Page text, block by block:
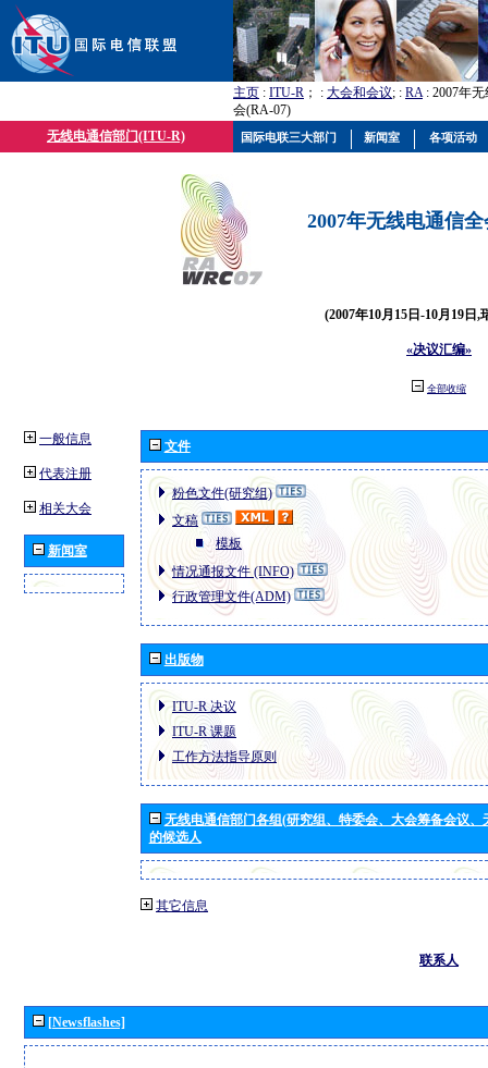
主页 : ITU-R ； : 大会和会议; : RA: 2007年
会(RA-07)
无线电通信部门(ITU-R)
2007年无线电通信
(2007年10月15日-10月19日,
«决议汇编»
全部收缩
一般信息
代表注册
相关大会
新闻室
文件
粉色文件(研究组)
文稿
模板
情况通报文件 (INFO)
行政管理文件(ADM)
出版物
ITU-R 决议
ITU-R 课题
工作方法指导原则
无线电通信部门各组(研究组、特委会、大会筹备会议
的候选人
其它信息
联系人
[Newsflashes]
国际电联三大部门 新闻室 各项活动